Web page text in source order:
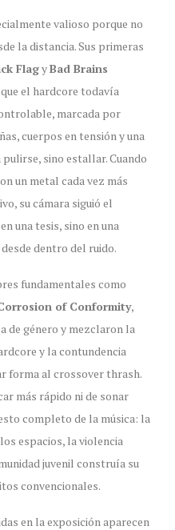
valioso porque no
la distancia. Sus primeras
FlagyBad Brains
el hardcore todavía
marcada por
cuerpos en tensión y una
sino estallar. Cuando
un metal cada vez más
su cámara siguió el
una tesis, sino en una
dentro del ruido.
fundamentales como
of Conformity,
de género y mezclaron la
y la contundencia
forma al crossover thrash.
más rápido ni de sonar
completo de la música: la
espacios, la violencia
juvenil construía su
convencionales.
en la exposición aparecen